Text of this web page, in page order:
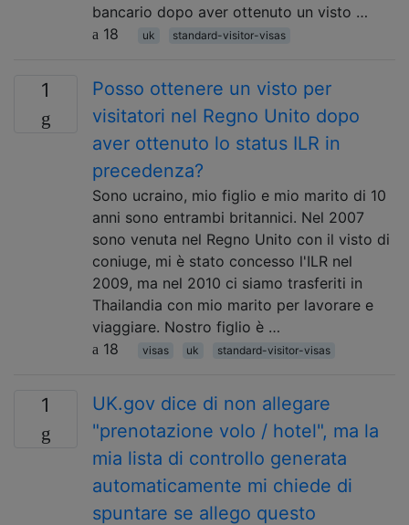
bancario dopo aver ottenuto un visto …
18
uk standard-visitor-visas
1
Posso ottenere un visto per
visitatori nel Regno Unito dopo
aver ottenuto lo status ILR in
precedenza?
Sono ucraino, mio ​​figlio e mio marito di 10
anni sono entrambi britannici. Nel 2007
sono venuta nel Regno Unito con il visto di
coniuge, mi è stato concesso l'ILR nel
2009, ma nel 2010 ci siamo trasferiti in
Thailandia con mio marito per lavorare e
viaggiare. Nostro figlio è …
18
visas uk standard-visitor-visas
1
UK.gov dice di non allegare
"prenotazione volo / hotel", ma la
mia lista di controllo generata
automaticamente mi chiede di
spuntare se allego questo